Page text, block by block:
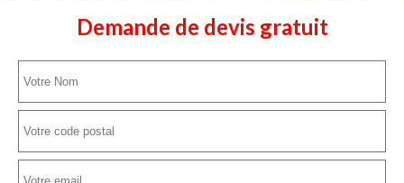
Demande de devis gratuit